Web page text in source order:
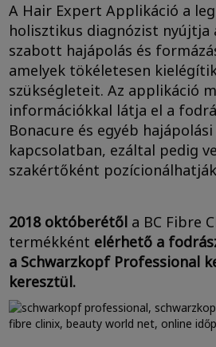
A Hair Expert Applikáció a
holisztikus diagnózist nyújtja
szabott hajápolás és
amelyek tökéletesen
szükségleteit. Az applikáció
információkkal látja el a
Bonacure és egyéb
kapcsolatban, ezáltal pedig
szakértőként
2018 októberétől a BC Fibre
termékként elérhető a
a Schwarzkopf Professional
keresztül.